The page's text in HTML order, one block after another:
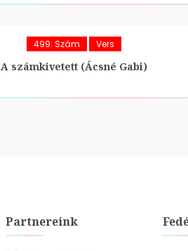
499. Szám Vers
A számkivetett (Ácsné Gabi)
Partnereink